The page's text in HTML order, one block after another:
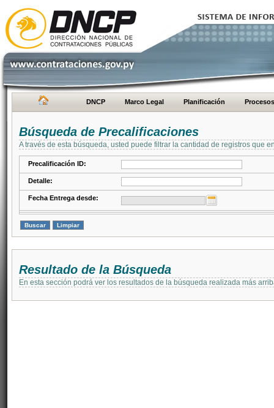
DNCP Marco Legal Planificación Procesos
Búsqueda de Precalificaciones
A través de esta búsqueda, usted puede filtrar la cantidad de registros que
Precalificación ID:
Detalle:
Fecha Entrega desde:
Resultado de la Búsqueda
En esta sección podrá ver los resultados de la búsqueda realizada más